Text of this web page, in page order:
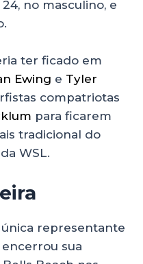
no masculino, e
ter ficado em
Ewing e Tyler
compatriotas
para ficarem
tradicional do
WSL.
representante
sua